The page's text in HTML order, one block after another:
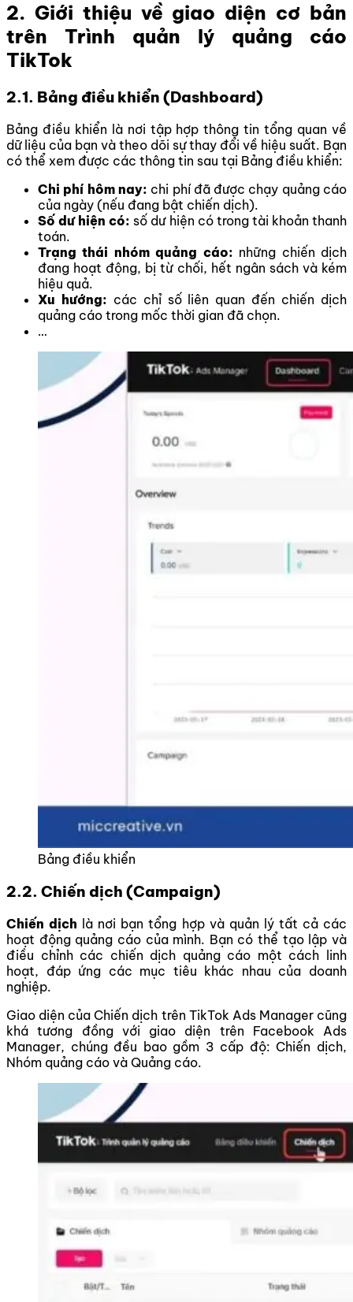
2. Giới thiệu về giao diện cơ bản
trên Trình quản lý quảng cáo
TikTok
2.1. Bảng điều khiển (Dashboard)
Bảng điều khiển là nơi tập hợp thông tin tổng quan về
dữ liệu của bạn và theo dõi sự thay đổi về hiệu suất. Bạn
có thể xem được các thông tin sau tại Bảng điều khiển:
Chi phí hôm nay: chi phí đã được chạy quảng cáo
của ngày (nếu đang bật chiến dịch).
Số dư hiện có: số dư hiện có trong tài khoản thanh
toán.
Trạng thái nhóm quảng cáo: những chiến dịch
đang hoạt động, bị từ chối, hết ngân sách và kém
hiệu quả.
Xu hướng: các chỉ số liên quan đến chiến dịch
quảng cáo trong mốc thời gian đã chọn.
…
Bảng điều khiển
2.2. Chiến dịch (Campaign)
Chiến dịch là nơi bạn tổng hợp và quản lý tất cả các
hoạt động quảng cáo của mình. Bạn có thể tạo lập và
điều chỉnh các chiến dịch quảng cáo một cách linh
hoạt, đáp ứng các mục tiêu khác nhau của doanh
nghiệp.
Giao diện của Chiến dịch trên TikTok Ads Manager cũng
khá tương đồng với giao diện trên Facebook Ads
Manager, chúng đều bao gồm 3 cấp độ: Chiến dịch,
Nhóm quảng cáo và Quảng cáo.